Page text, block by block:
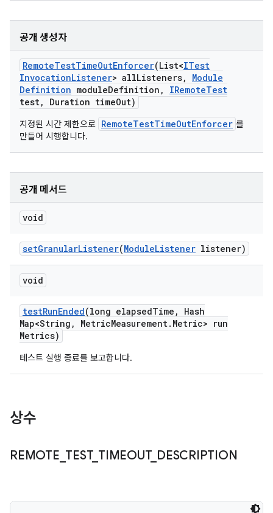
공개 생성자
RemoteTestTimeOutEnforcer(List<ITest
InvocationListener> allListeners,
Module
Definition moduleDefinition , IRemoteTest
test, Duration timeOut)
지정된 시간 제한으로 RemoteTestTimeOutEnforcer 를
만들어 시행합니다.
공개 메서드
void
setGranularListener(ModuleListener listener)
void
testRunEnded(long elapsedTime ,
Hash
Map<String , MetricMeasurement. Metric> run
Metrics)
테스트 실행 종료를 보고합니다.
상수
REMOTE TEST_ TIMEOUT_ DESCRIPTION